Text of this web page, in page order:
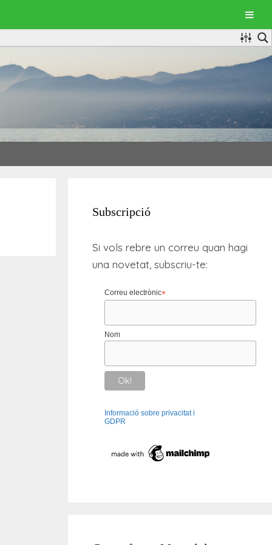
Subscripció
Si vols rebre un correu quan hagi
una novetat, subscriu-te:
Correu electrònic*
Nom
Informació sobre privacitat i
GDPR